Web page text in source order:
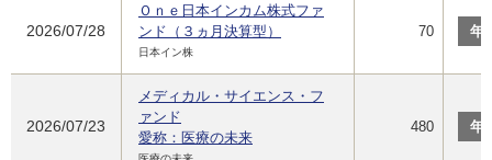
2026/07/28
Ｏｎｅ日本インカム株式ファ
ンド（３ヵ月決算型）
日本イン株
70 年
2026/07/23
メディカル・サイエンス・フ
ァンド
愛称：医療の未来
480 年